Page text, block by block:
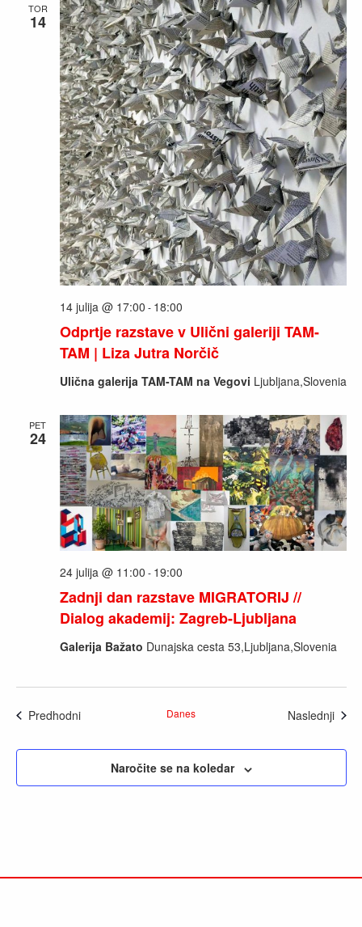
TOR
14
Odprtje razstave v Ulični galeriji TAM-
TAM | Liza Jutra Norčič
14 julija @ 17:00 - 18:00
Ulična galerija TAM-TAM na Vegovi Ljubljana,Slovenia
PET
24
Zadnji dan razstave MIGRATORIJ //
Dialog akademij: Zagreb-Ljubljana
24 julija @ 11:00 - 19:00
Galerija Bažato Dunajska cesta 53,Ljubljana,Slovenia
PredhodniDogodki Danes Naslednji
Naročite se na koledar